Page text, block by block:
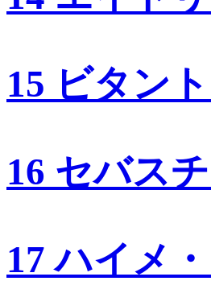
15 ビタン
16 セバス
17 ハイメ